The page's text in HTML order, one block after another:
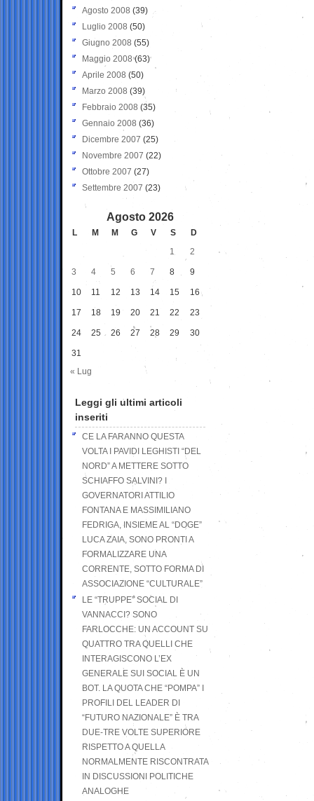
Agosto 2008 (39)
Luglio 2008 (50)
Giugno 2008 (55)
Maggio 2008(63)
Aprile 2008 (50)
Marzo 2008 (39)
Febbraio 2008 (35)
Gennaio 2008 (36)
Dicembre 2007 (25)
Novembre 2007 (22)
Ottobre 2007 (27)
Settembre 2007 (23)
Agosto 2026
L M M G V S
D
1
2
3 4 5 6 7 8 9
10 11 12 13 14 15 16
17 18 19 20 21 22 23
24 25 26 27 28 29 30
31
« Lug
Leggi gli ultimi articoli
inseriti
CE LA FARANNO QUESTA
VOLTA I PAVIDI LEGHISTI “DEL
NORD” A METTERE SOTTO
SCHIAFFO SALVINI? I
GOVERNATORI ATTILIO
FONTANA E MASSIMILIANO
FEDRIGA, INSIEME AL “DOGE”
LUCA ZAIA, SONO PRONTI A
FORMALIZZARE UNA
CORRENTE, SOTTO FORMA DI
ASSOCIAZIONE “CULTURALE”
LE “TRUPPE” SOCIAL DI
VANNACCI? SONO
FARLOCCHE: UN ACCOUNT SU
QUATTRO TRA QUELLI CHE
INTERAGISCONO L’EX
GENERALE SUI SOCIAL È UN
BOT. LA QUOTA CHE “POMPA” I
PROFILI DEL LEADER DI
“FUTURO NAZIONALE” È TRA
DUE-TRE VOLTE SUPERIORE
RISPETTO A QUELLA
NORMALMENTE RISCONTRATA
IN DISCUSSIONI POLITICHE
ANALOGHE